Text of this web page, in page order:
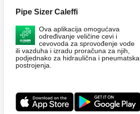
Pipe Sizer Caleffi
Ova aplikacija omogućava
određivanje veličine cevi i
cevovoda za sprovođenje vode
ili vazduha i izradu proračuna za njih,
podjednako za hidraulična i pneumatska
postrojenja.